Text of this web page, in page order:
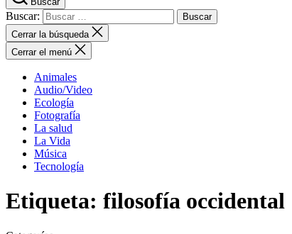
Buscar:
Cerrar la búsqueda
Cerrar el menú
Animales
Audio/Video
Ecología
Fotografía
La salud
La Vida
Música
Tecnología
Etiqueta: filosofía occidental